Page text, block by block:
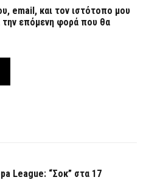
email, και τον ιστότοπο μου
την επόμενη φορά που θα
League: “Σοκ” στα 17